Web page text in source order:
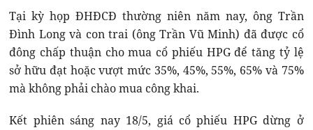
Tại kỳ họp ĐHĐCĐ thường niên năm nay, ông Trần
Đình Long và con trai (ông Trần Vũ Minh) đã được cổ
đông chấp thuận cho mua cổ phiếu HPG để tăng tỷ lệ
sở hữu đạt hoặc vượt mức 35%, 45%, 55%, 65% và 75%
mà không phải chào mua công khai.
Kết phiên sáng nay 18/5, giá cổ phiếu HPG dừng ở